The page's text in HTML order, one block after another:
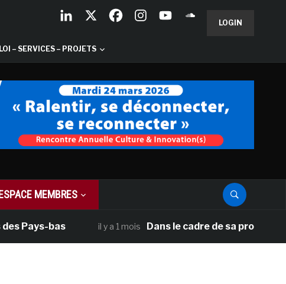
LOGIN
– SERVICES – PROJETS
MEMBRES
Pays-bas il y a 1 mois Dans le cadre de sa